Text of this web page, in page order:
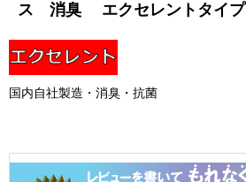
ス 消臭 エクセレントタイプ
国内自社製造・消臭・抗菌